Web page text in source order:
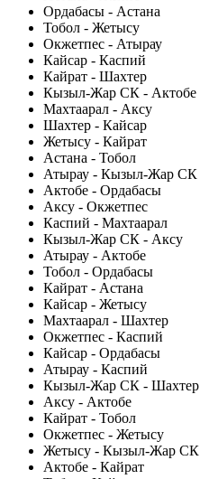
Ордабасы - Астана
Тобол - Жетысу
Окжетпес - Атырау
Кайсар - Каспий
Кайрат - Шахтер
Кызыл-Жар СК - Актобе
Махтаарал - Аксу
Шахтер - Кайсар
Жетысу - Кайрат
Астана - Тобол
Атырау - Кызыл-Жар СК
Актобе - Ордабасы
Аксу - Окжетпес
Каспий - Махтаарал
Кызыл-Жар СК - Аксу
Атырау - Актобе
Тобол - Ордабасы
Кайрат - Астана
Кайсар - Жетысу
Махтаарал - Шахтер
Окжетпес - Каспий
Кайсар - Ордабасы
Атырау - Каспий
Кызыл-Жар СК - Шахтер
Аксу - Актобе
Кайрат - Тобол
Окжетпес - Жетысу
Жетысу - Кызыл-Жар СК
Актобе - Кайрат